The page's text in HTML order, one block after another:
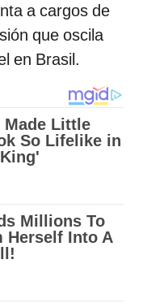
a cargos de
que oscila
en Brasil.